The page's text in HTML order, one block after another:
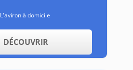
L'aviron à domicile
DÉCOUVRIR